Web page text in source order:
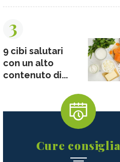
3
9 cibi salutari
con un alto
contenuto di...
Cure consiglia